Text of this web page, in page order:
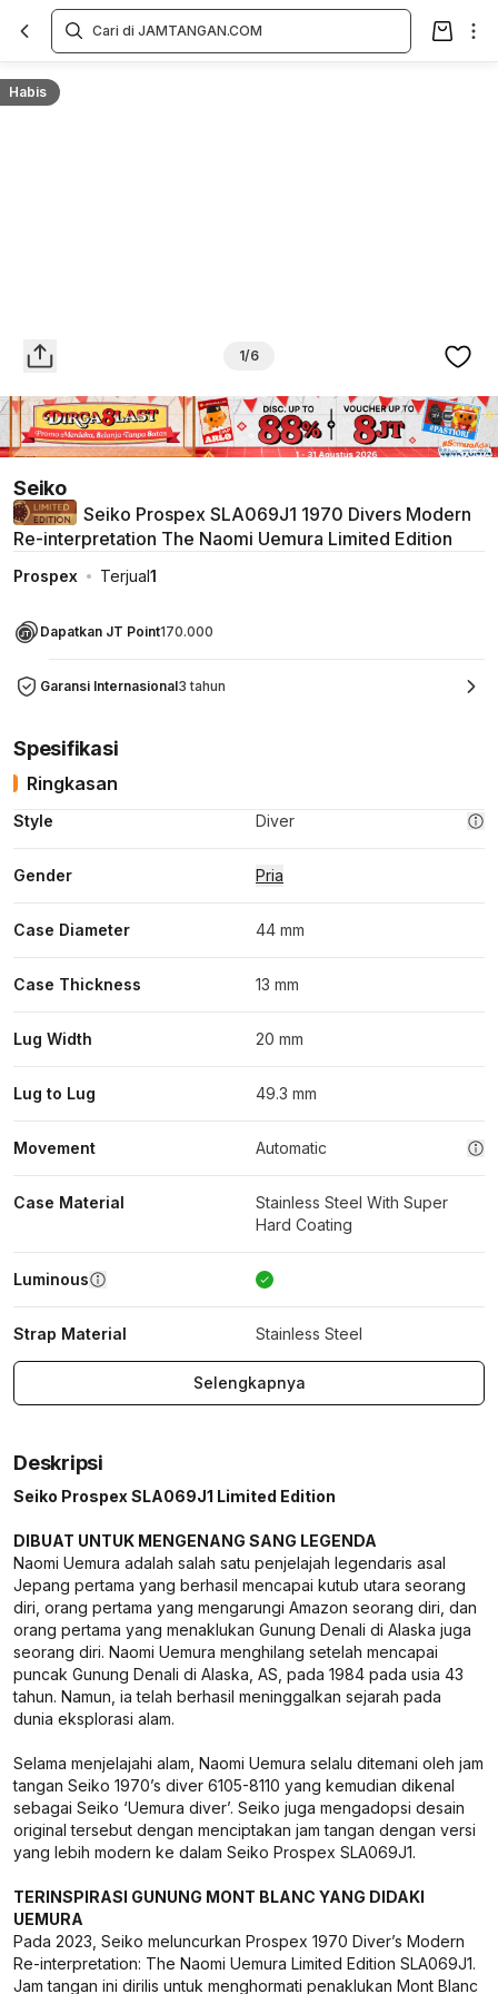
Habis
1/6
Seiko
Seiko Prospex SLA069J1 1970 Divers Modern
Re-interpretation The Naomi Uemura Limited Edition
Prospex Terjual1
Dapatkan JT Point170.000
Garansi Internasional3 tahun
Overview
Spesifikasi
Ringkasan
Style Diver
Gender Pria
Case Diameter 44 mm
Case Thickness 13 mm
Lug Width 20 mm
Lug to Lug 49.3 mm
Movement Automatic
Case Material
Stainless Steel With Super
Hard Coating
Luminous
Strap Material Stainless Steel
Selengkapnya
Deskripsi
Seiko Prospex SLA069J1 Limited Edition
DIBUAT UNTUK MENGENANG SANG LEGENDA
Naomi Uemura adalah salah satu penjelajah legendaris asal
Jepang pertama yang berhasil mencapai kutub utara seorang
diri, orang pertama yang mengarungi Amazon seorang diri, dan
orang pertama yang menaklukan Gunung Denali di Alaska juga
seorang diri. Naomi Uemura menghilang setelah mencapai
puncak Gunung Denali di Alaska, AS, pada 1984 pada usia 43
tahun. Namun, ia telah berhasil meninggalkan sejarah pada
dunia eksplorasi alam.
Selama menjelajahi alam, Naomi Uemura selalu ditemani oleh jam
tangan Seiko 1970’s diver 6105-8110 yang kemudian dikenal
sebagai Seiko ‘Uemura diver’. Seiko juga mengadopsi desain
original tersebut dengan menciptakan jam tangan dengan versi
yang lebih modern ke dalam Seiko Prospex SLA069J1.
TERINSPIRASI GUNUNG MONT BLANC YANG DIDAKI
UEMURA
Pada 2023, Seiko meluncurkan Prospex 1970 Diver’s Modern
Re-interpretation: The Naomi Uemura Limited Edition SLA069J1.
Jam tangan ini dirilis untuk menghormati penaklukan Mont Blanc